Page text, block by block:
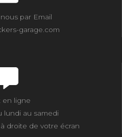
par Email
garage.com
en ligne
lundi au samedi
droite de votre écran